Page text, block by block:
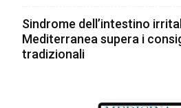
Sindrome dell’intestino
Mediterranea supera i
tradizionali